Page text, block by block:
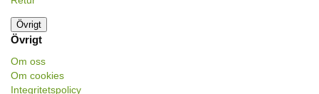
Övrigt
Övrigt
Om oss
Om cookies
Integritetspolicy